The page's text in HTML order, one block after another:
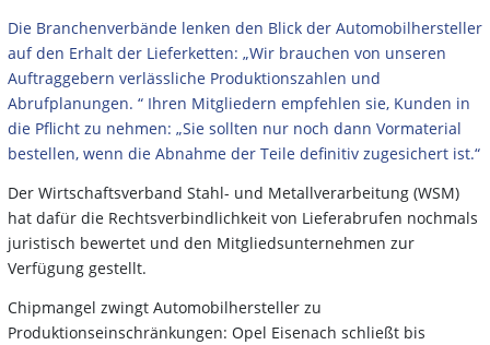
Die Branchenverbände lenken den Blick der Automobilhersteller
auf den Erhalt der Lieferketten: „Wir brauchen von unseren
Auftraggebern verlässliche Produktionszahlen und
Abrufplanungen. “ Ihren Mitgliedern empfehlen sie, Kunden in
die Pflicht zu nehmen: „Sie sollten nur noch dann Vormaterial
bestellen, wenn die Abnahme der Teile definitiv zugesichert ist.“
Der Wirtschaftsverband Stahl- und Metallverarbeitung (WSM)
hat dafür die Rechtsverbindlichkeit von Lieferabrufen nochmals
juristisch bewertet und den Mitgliedsunternehmen zur
Verfügung gestellt.
Chipmangel zwingt Automobilhersteller zu
Produktionseinschränkungen: Opel Eisenach schließt bis